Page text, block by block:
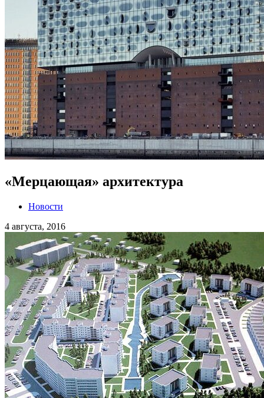
«Мерцающая» архитектура
Новости
4 августа, 2016